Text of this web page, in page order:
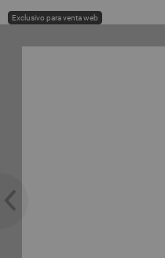
Exclusivo para venta web